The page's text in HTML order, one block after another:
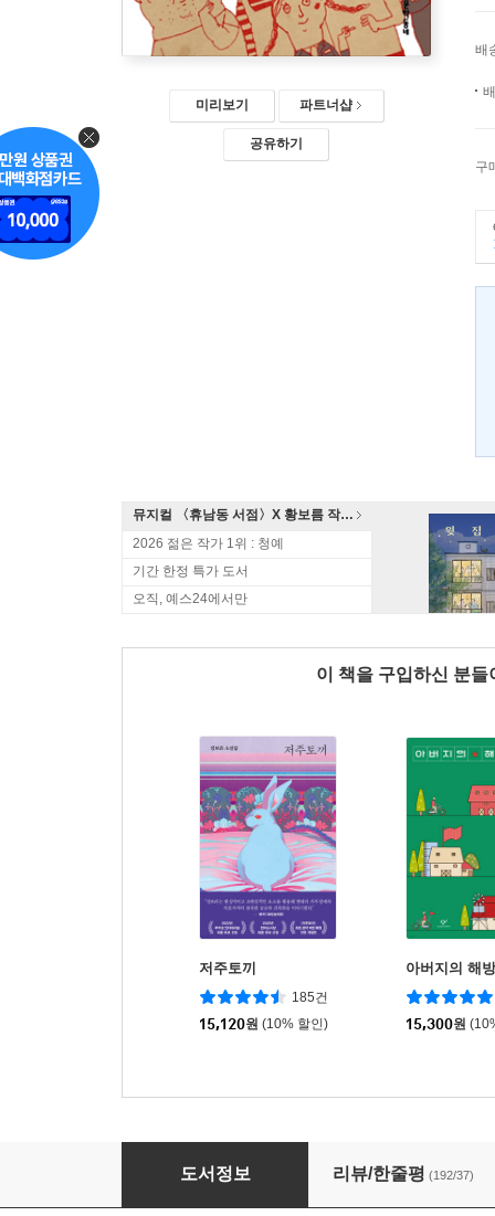
미리보기 파트너샵
공유하기
배
구
뮤지컬 〈휴남동 서점〉X 황보름 작가 북토크
2026 젊은 작가 1위 : 청예
기간 한정 특가 도서
오직, 예스24에서만
이 책을 구입하신 분
저주토끼
185건
15,120원 (10% 할인)
아버지의 해
15,300원
고령화 가족
도서정보 리뷰/한줄평 (192/37)